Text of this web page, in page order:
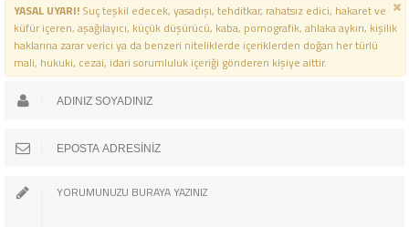
YASAL UYARI!Suç teşkil edecek, yasadışı, tehditkar, rahatsız edici, hakaret ve
küfür içeren, aşağılayıcı, küçük düşürücü, kaba, pornografik, ahlaka aykırı, kişilik
haklarına zarar verici ya da benzeri niteliklerde içeriklerden doğan her türlü
mali, hukuki, cezai, idari sorumluluk içeriği gönderen kişiye aittir.